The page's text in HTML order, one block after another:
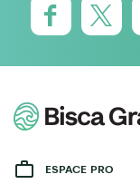
ESPACE PRO